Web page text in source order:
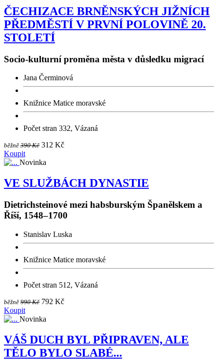
ČECHIZACE BRNĚNSKÝCH JIŽNÍCH
PŘEDMĚSTÍ V PRVNÍ POLOVINĚ 20.
STOLETÍ
Socio-kulturní proměna města v důsledku migrací
Jana Čerminová
Knižnice Matice moravské
Počet stran 332, Vázaná
běžně 390 Kč 312 Kč
Koupit
Novinka
VE SLUŽBÁCH DYNASTIE
Dietrichsteinové mezi habsburským Španělskem a
Říší, 1548–1700
Stanislav Luska
Knižnice Matice moravské
Počet stran 512, Vázaná
běžně 990 Kč 792 Kč
Koupit
Novinka
VÁŠ DUCH BYL PŘIPRAVEN, ALE
TĚLO BYLO SLABÉ...